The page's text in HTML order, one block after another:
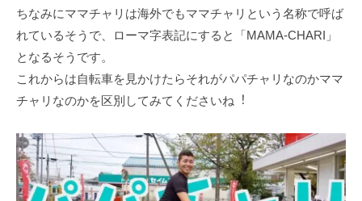
ちなみにママチャリは海外でもママチャリという名称で呼ば
れているそうで、ローマ字表記にすると「MAMA-CHARI」
となるそうです。
これからは⾃転⾞を⾒かけたらそれがパパチャリなのかママ
チャリなのかを区別してみてくださいね︕